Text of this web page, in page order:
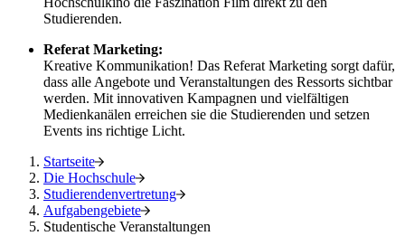
Studierenden.
Referat Marketing:
Kreative Kommunikation! Das Referat Marketing sorgt dafür,
dass alle Angebote und Veranstaltungen des Ressorts sichtbar
werden. Mit innovativen Kampagnen und vielfältigen
Medienkanälen erreichen sie die Studierenden und setzen
Events ins richtige Licht.
Startseite
Die Hochschule
Studierendenvertretung
Aufgabengebiete
Studentische Veranstaltungen